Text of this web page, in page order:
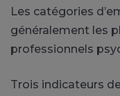
Les catégories
généralement les
professionnels
Trois indicateurs